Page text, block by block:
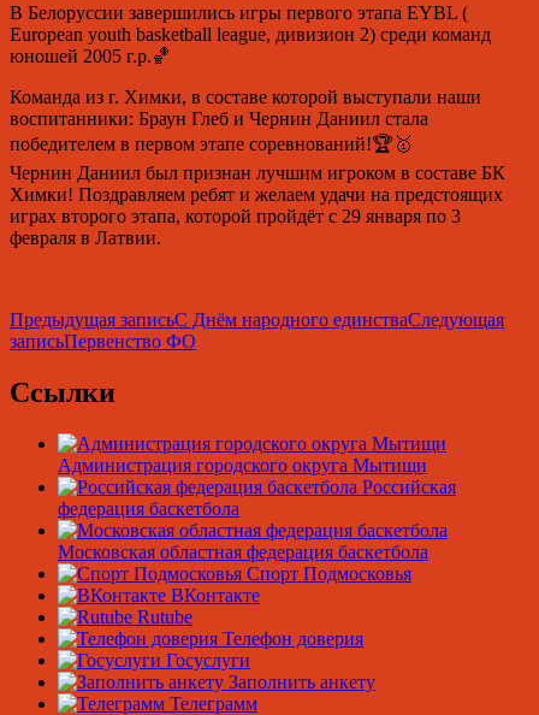
В Белоруссии завершились игры первого этапа EYBL (
European youth basketball league, дивизион 2) среди команд
юношей 2005 г.р.🏀
Команда из г. Химки, в составе которой выступали наши
воспитанники: Браун Глеб и Чернин Даниил стала
победителем в первом этапе соревнований!🏆🥇
Чернин Даниил был признан лучшим игроком в составе БК
Химки! Поздравляем ребят и желаем удачи на предстоящих
играх второго этапа, которой пройдёт с 29 января по 3
февраля в Латвии.
Навигация
по
записям
Предыдущая записьС Днём народного единстваСледующая
записьПервенство ФО
Ссылки
Администрация городского округа Мытищи
Российская
федерация баскетбола
Московская областная федерация баскетбола
Спорт Подмосковья
ВКонтакте
Rutube
Телефон доверия
Госуслуги
Заполнить анкету
Телеграмм